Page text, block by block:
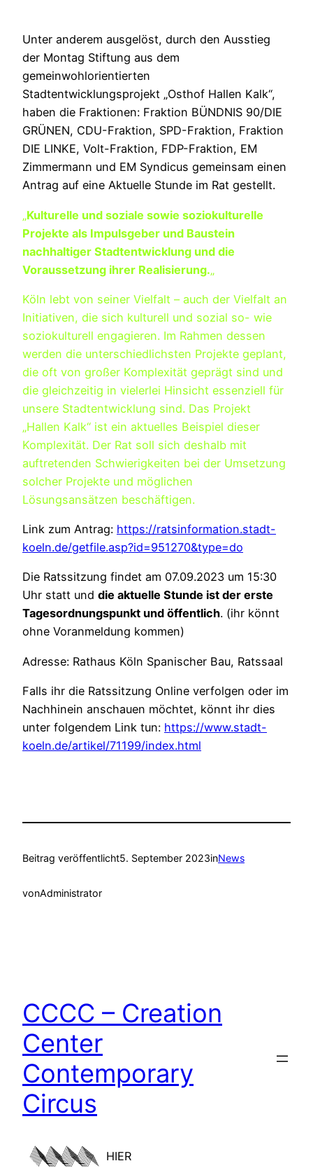
Unter anderem ausgelöst, durch den Ausstieg
der Montag Stiftung aus dem
gemeinwohlorientierten
Stadtentwicklungsprojekt „Osthof Hallen Kalk“,
haben die Fraktionen: Fraktion BÜNDNIS 90/DIE
GRÜNEN, CDU-Fraktion, SPD-Fraktion, Fraktion
DIE LINKE, Volt-Fraktion, FDP-Fraktion, EM
Zimmermann und EM Syndicus gemeinsam einen
Antrag auf eine Aktuelle Stunde im Rat gestellt.
„Kulturelle und soziale sowie soziokulturelle
Projekte als Impulsgeber und Baustein
nachhaltiger Stadtentwicklung und die
Voraussetzung ihrer Realisierung.„
Köln lebt von seiner Vielfalt – auch der Vielfalt an
Initiativen, die sich kulturell und sozial so- wie
soziokulturell engagieren. Im Rahmen dessen
werden die unterschiedlichsten Projekte geplant,
die oft von großer Komplexität geprägt sind und
die gleichzeitig in vielerlei Hinsicht essenziell für
unsere Stadtentwicklung sind. Das Projekt
„Hallen Kalk“ ist ein aktuelles Beispiel dieser
Komplexität. Der Rat soll sich deshalb mit
auftretenden Schwierigkeiten bei der Umsetzung
solcher Projekte und möglichen
Lösungsansätzen beschäftigen.
Link zum Antrag: https://ratsinformation.stadt-
koeln.de/getfile.asp?id=951270&type=do
Die Ratssitzung findet am 07.09.2023 um 15:30
Uhr statt und die aktuelle Stunde ist der erste
Tagesordnungspunkt und öffentlich. (ihr könnt
ohne Voranmeldung kommen)
Adresse: Rathaus Köln Spanischer Bau, Ratssaal
Falls ihr die Ratssitzung Online verfolgen oder im
Nachhinein anschauen möchtet, könnt ihr dies
unter folgendem Link tun: https://www.stadt-
koeln.de/artikel/71199/index.html
Beitrag veröffentlicht5. September 2023inNews
vonAdministrator
CCCC – Creation
Center
Contemporary
Circus
HIER